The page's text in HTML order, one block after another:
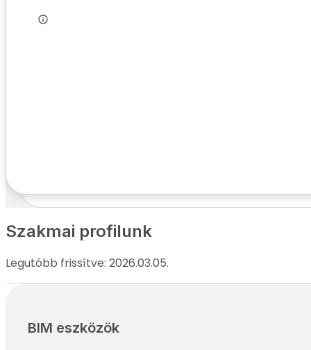
Szakmai profilunk
Legutóbb frissítve: 2026.03.05.
BIM eszközök